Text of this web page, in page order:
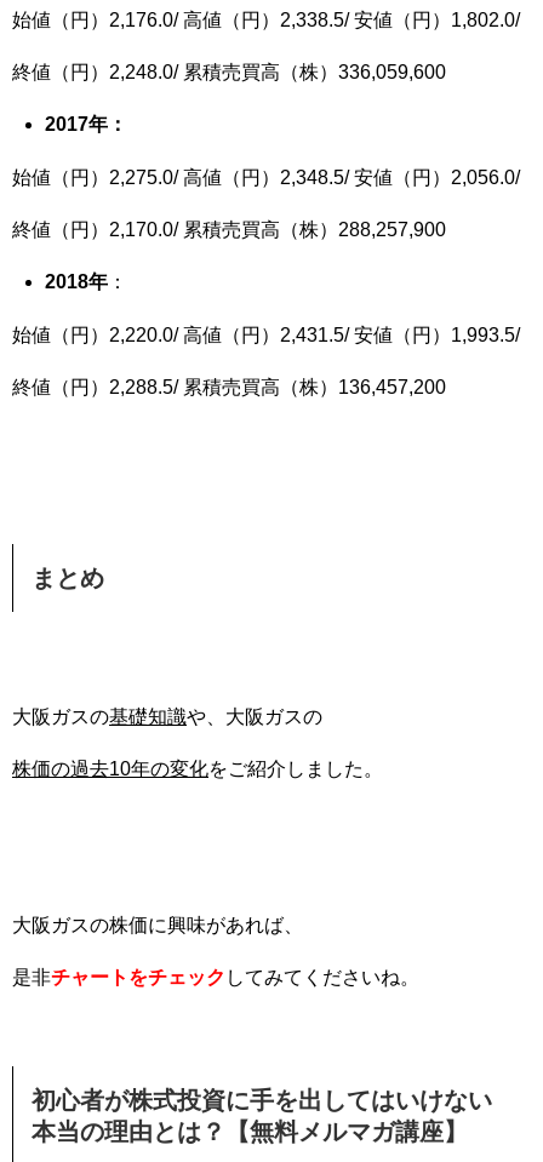
始値（円）2,176.0/ 高値（円）2,338.5/ 安値（円）1,802.0/
終値（円）2,248.0/ 累積売買高（株）336,059,600
2017年：
始値（円）2,275.0/ 高値（円）2,348.5/ 安値（円）2,056.0/
終値（円）2,170.0/ 累積売買高（株）288,257,900
2018年 ：
始値（円）2,220.0/ 高値（円）2,431.5/ 安値（円）1,993.5/
終値（円）2,288.5/ 累積売買高（株）136,457,200
まとめ
大阪ガスの基礎知識や、大阪ガスの
株価の過去10年の変化をご紹介しました。
大阪ガスの株価に興味があれば、
是非チャートをチェック してみてくださいね。
初心者が株式投資に手を出してはいけない
本当の理由とは？【無料メルマガ講座】